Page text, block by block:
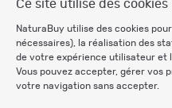
Ce site utilise des cookies
NaturaBuy utilise des cookies
nécessaires), la réalisation des
de votre expérience utilisateur et
Vous pouvez accepter, gérer vos
votre navigation sans accepter.
Charte éthique
Mentions légales
Règlement & Conditions
Politique de protection